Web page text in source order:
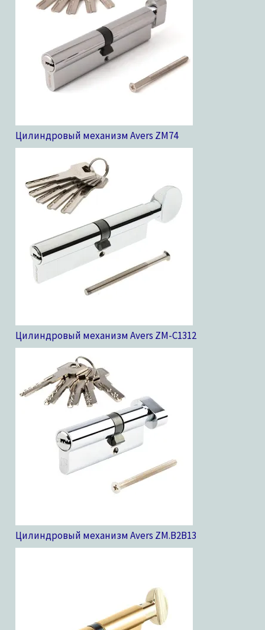
Цилиндровый механизм Avers ZM74
Цилиндровый механизм Avers ZM-C1312
Цилиндровый механизм Avers ZM.B2B13